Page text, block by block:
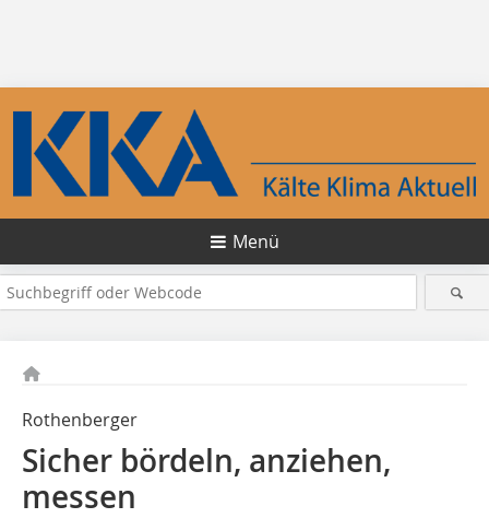
Menü
Rothenberger
Sicher bördeln, anziehen,
messen